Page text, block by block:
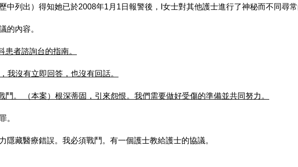
中列出）得知她已於2008年1月1日報警後，I女士對其他護士進行了神秘而不同尋常
的內容。
患者諮詢台的指南。
我沒有立即回答，也沒有回話。
鬥。 （本案）根深蒂固，引來怨恨。我們需要做好受傷的準備並共同努力。
。
隱藏醫療錯誤。我必須戰鬥。有一個護士教給護士的協議。